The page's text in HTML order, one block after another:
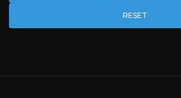
RESET